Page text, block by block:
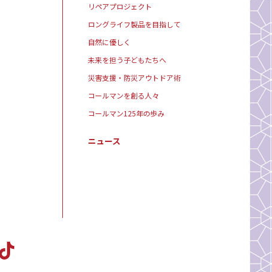
リペアプロジェクト
ロングライフ製品を目指して
自然に優しく
未来を担う子どもたちへ
災害支援・防災アウトドア術
コールマンを創る人々
コールマン125年の歩み
ニュース